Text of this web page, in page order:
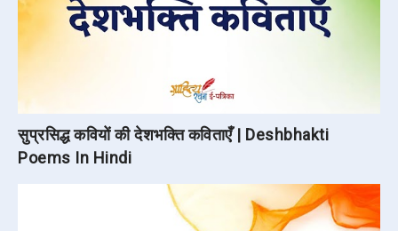
सुप्रसिद्ध कवियों की देशभक्ति कविताएँ | Deshbhakti
Poems In Hindi